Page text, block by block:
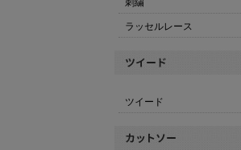
ラッセルレース
ツイード